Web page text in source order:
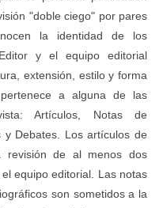
"doble ciego" por pares
la identidad de los
y el equipo editorial
extensión, estilo y forma
a alguna de las
Artículos, Notas de
y Debates. Los artículos de
revisión de al menos dos
equipo editorial. Las notas
son sometidos a la